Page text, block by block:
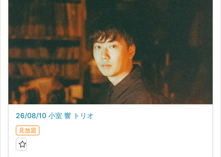
26/08/10 小室 響 トリオ
見放題